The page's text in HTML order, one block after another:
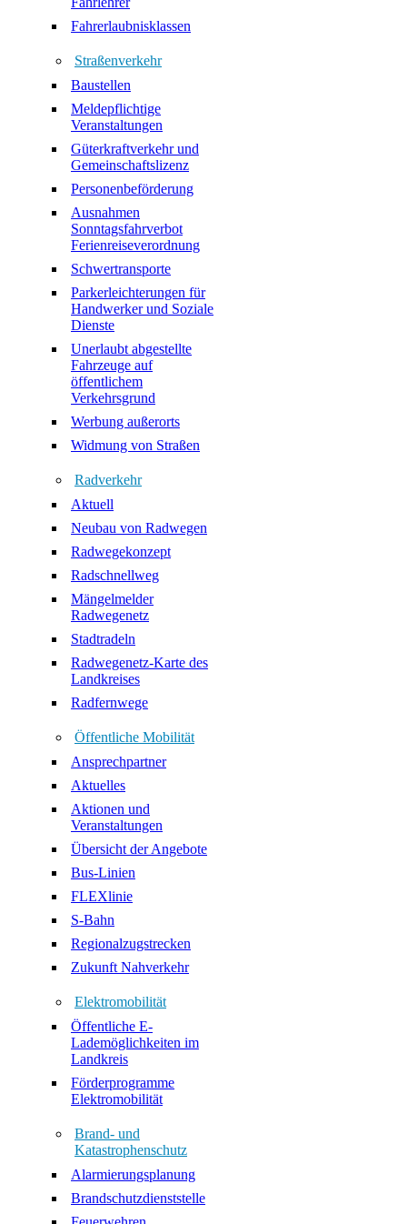
Fahrerlaubnisklassen
Straßenverkehr
Baustellen
Meldepflichtige
Veranstaltungen
Güterkraftverkehr und
Gemeinschaftslizenz
Personenbeförderung
Ausnahmen
Sonntagsfahrverbot
Ferienreiseverordnung
Schwertransporte
Parkerleichterungen für
Handwerker und Soziale
Dienste
Unerlaubt abgestellte
Fahrzeuge auf
öffentlichem
Verkehrsgrund
Werbung außerorts
Widmung von Straßen
Radverkehr
Aktuell
Neubau von Radwegen
Radwegekonzept
Radschnellweg
Mängelmelder
Radwegenetz
Stadtradeln
Radwegenetz-Karte des
Landkreises
Radfernwege
Öffentliche Mobilität
Ansprechpartner
Aktuelles
Aktionen und
Veranstaltungen
Übersicht der Angebote
Bus-Linien
FLEXlinie
S-Bahn
Regionalzugstrecken
Zukunft Nahverkehr
Elektromobilität
Öffentliche E-
Lademöglichkeiten im
Landkreis
Förderprogramme
Elektromobilität
Brand- und
Katastrophenschutz
Alarmierungsplanung
Brandschutzdienststelle